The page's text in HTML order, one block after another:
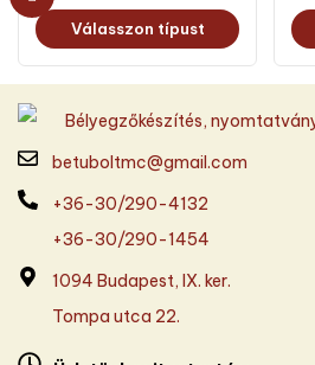
Válasszon típust
betuboltmc@gmail.com
+36-30/290-4132
+36-30/290-1454
1094 Budapest, IX. ker.
Tompa utca 22.